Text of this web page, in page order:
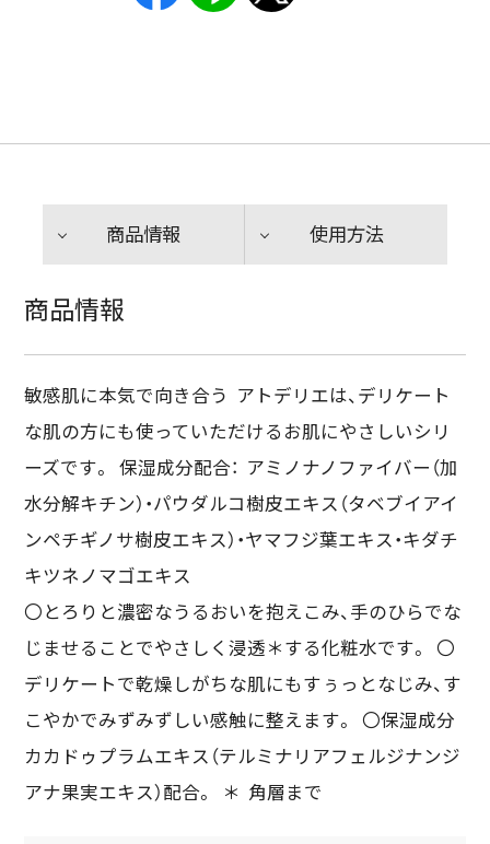
商品情報 使用方法
商品情報
敏感肌に本気で向き合う アトデリエは、デリケート
な肌の方にも使っていただけるお肌にやさしいシリ
ーズです。 保湿成分配合： アミノナノファイバー（加
水分解キチン）・パウダルコ樹皮エキス（タベブイアイ
ンペチギノサ樹皮エキス）・ヤマフジ葉エキス・キダチ
キツネノマゴエキス
〇とろりと濃密なうるおいを抱えこみ、手のひらでな
じませることでやさしく浸透＊する化粧水です。 〇
デリケートで乾燥しがちな肌にもすぅっとなじみ、す
こやかでみずみずしい感触に整えます。 〇保湿成分
カカドゥプラムエキス（テルミナリアフェルジナンジ
アナ果実エキス）配合。 ＊ 角層まで